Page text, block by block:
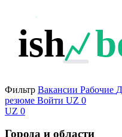
ish
Фильтр Вакансии Рабочие
резюме Войти UZ 0
UZ 0
Города и области